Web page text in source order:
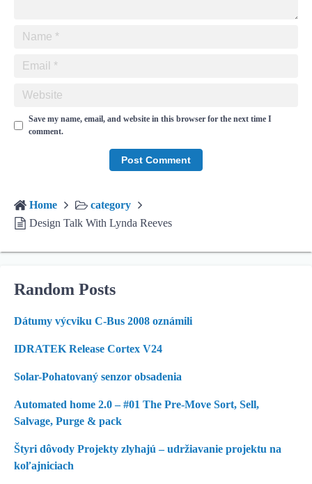
Save my name, email, and website in this browser for the next time I
comment.
Home
category
Design Talk With Lynda Reeves
Random Posts
Dátumy výcviku C-Bus 2008 oznámili
IDRATEK Release Cortex V24
Solar-Pohatovaný senzor obsadenia
Automated home 2.0 – #01 The Pre-Move Sort, Sell,
Salvage, Purge & pack
Štyri dôvody Projekty zlyhajú – udržiavanie projektu na
koľajniciach